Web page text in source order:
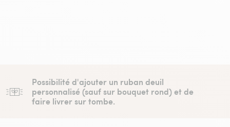
Possibilité d'ajouter un ruban deuil
personnalisé (sauf sur bouquet rond) et de
faire livrer sur tombe.